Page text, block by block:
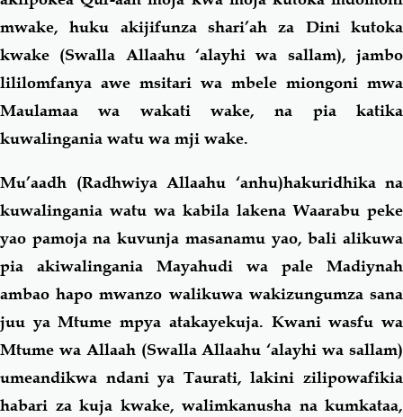
mwake, huku akijifunza shari’ah za Dini kutoka
kwake (Swalla Allaahu ‘alayhi wa sallam), jambo
lililomfanya awe msitari wa mbele miongoni mwa
Maulamaa wa wakati wake, na pia katika
kuwalingania watu wa mji wake.
Mu’aadh (Radhwiya Allaahu ‘anhu)hakuridhika na
kuwalingania watu wa kabila lakena Waarabu peke
yao pamoja na kuvunja masanamu yao, bali alikuwa
pia akiwalingania Mayahudi wa pale Madiynah
ambao hapo mwanzo walikuwa wakizungumza sana
juu ya Mtume mpya atakayekuja. Kwani wasfu wa
Mtume wa Allaah (Swalla Allaahu ‘alayhi wa sallam)
umeandikwa ndani ya Taurati, lakini zilipowafikia
habari za kuja kwake, walimkanusha na kumkataa,